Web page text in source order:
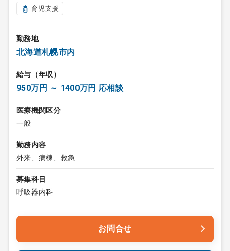
育児支援
勤務地
北海道札幌市内
給与（年収）
950万円 ～ 1400万円 応相談
医療機関区分
一般
勤務内容
外来、病棟、救急
募集科目
呼吸器内科
お問合せ